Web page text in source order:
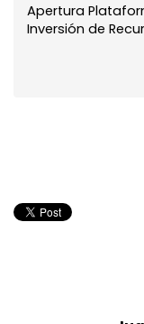
Apertura
Inversión de